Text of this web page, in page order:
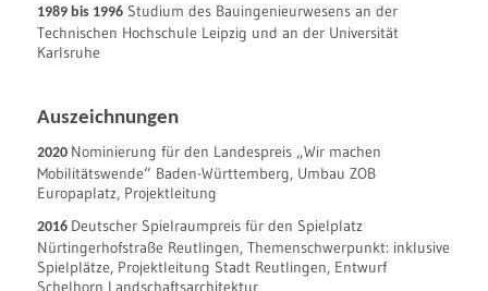
1989 bis 1996Studium des Bauingenieurwesens an der
Technischen Hochschule Leipzig und an der Universität
Karlsruhe
Auszeichnungen
2020 Nominierung für den Landespreis „Wir machen
Mobilitätswende“ Baden-Württemberg, Umbau ZOB
Europaplatz, Projektleitung
2016 Deutscher Spielraumpreis für den Spielplatz
Nürtingerhofstraße Reutlingen, Themenschwerpunkt: inklusive
Spielplätze, Projektleitung Stadt Reutlingen, Entwurf
Schelhorn Landschaftsarchitektur